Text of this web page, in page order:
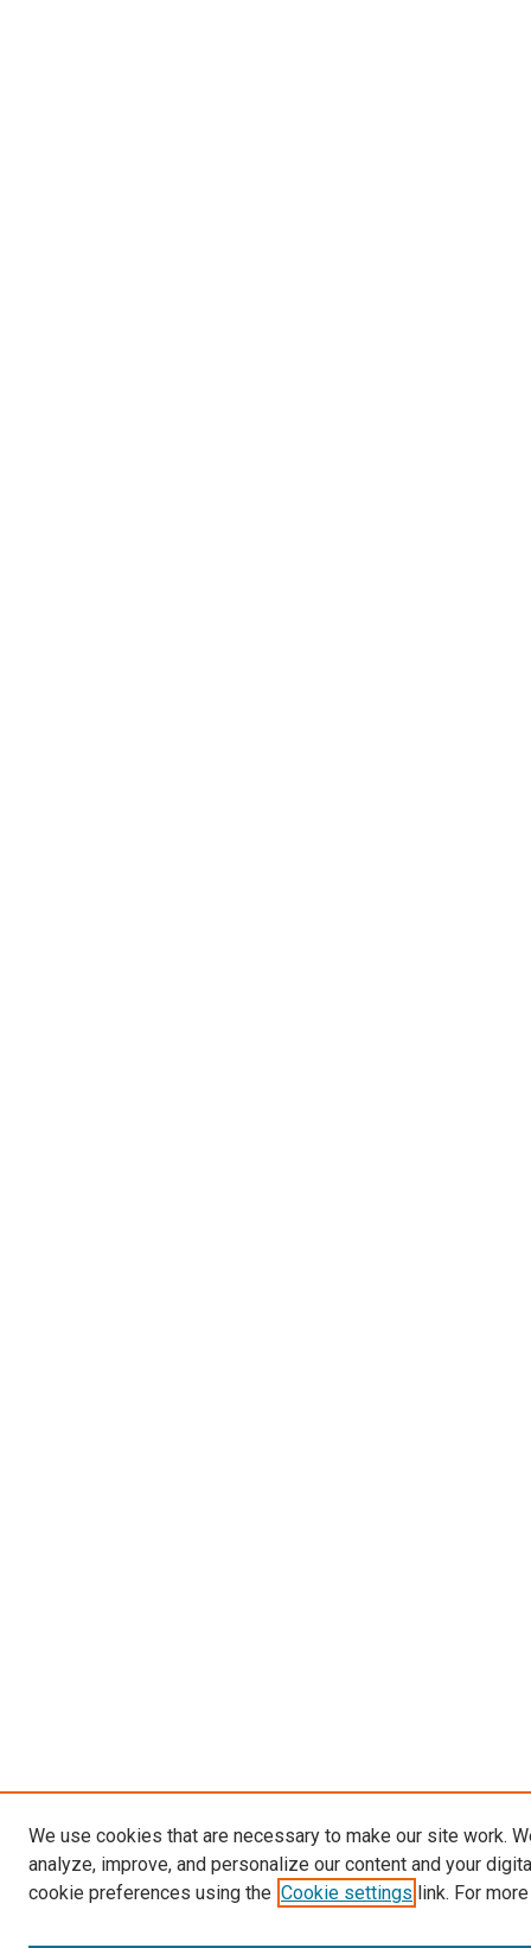
We use cookies that are necessary to make our site work.
analyze, improve, and personalize our content and your
cookie preferences using the Cookie settings link. For